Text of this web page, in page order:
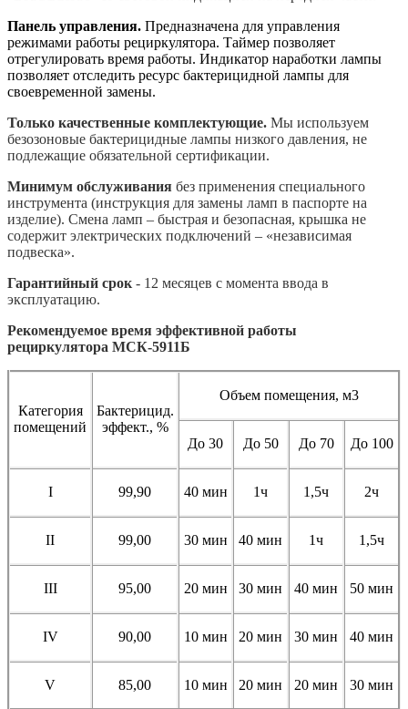
Панель управления. Предназначена для управления
режимами работы рециркулятора. Таймер позволяет
отрегулировать время работы. Индикатор наработки лампы
позволяет отследить ресурс бактерицидной лампы для
своевременной замены.
Только качественные комплектующие. Мы используем
безозоновые бактерицидные лампы низкого давления, не
подлежащие обязательной сертификации.
Минимум обслуживания без применения специального
инструмента (инструкция для замены ламп в паспорте на
изделие). Смена ламп – быстрая и безопасная, крышка не
содержит электрических подключений – «независимая
подвеска».
Гарантийный срок - 12 месяцев с момента ввода в
эксплуатацию.
Рекомендуемое время эффективной работы
рециркулятора МСК-5911Б
Категория
помещений
Бактерицид.
эффект., %
Объем помещения, м3
До 30 До 50 До 70 До 100
I 99,90 40 мин 1ч 1,5ч 2ч
II 99,00 30 мин 40 мин 1ч 1,5ч
III 95,00 20 мин 30 мин 40 мин 50 мин
IV 90,00 10 мин 20 мин 30 мин 40 мин
V 85,00 10 мин 20 мин 20 мин 30 мин